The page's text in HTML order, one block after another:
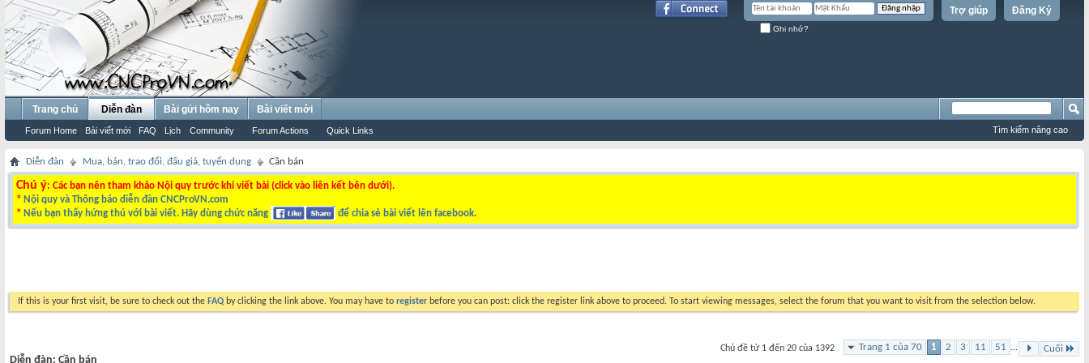
Đăng Ký
Trợ giúp
Ghi nhớ?
Trang chủ Diễn đàn
Forum Home Bài viết mới FAQ Lịch Community Forum Actions Quick Links
Bài gửi hôm nay Bài viết mới
Tìm kiếm nâng cao
Diễn đàn Mua, bán, trao đổi, đấu giá, tuyển dụng Cần bán
Chú ý: Các bạn nên tham khảo Nội quy trước khi viết bài (click vào liên kết bên dưới).
* Nội quy và Thông báo diễn đàn CNCProVN.com
* Nếu bạn thấy hứng thú với bài viết. Hãy dùng chức năng để chia sẻ bài viết lên facebook.
If this is your first visit, be sure to check out the FAQ by clicking the link above. You may have to register before you can post: click the register link above to proceed. To start viewing messages, select the forum that you want to visit from the selection below.
Trang 1 của 70 1 2 3 11 51 ... Cuối
Chủ đề từ 1 đến 20 của 1392
Diễn đàn: Cần bán